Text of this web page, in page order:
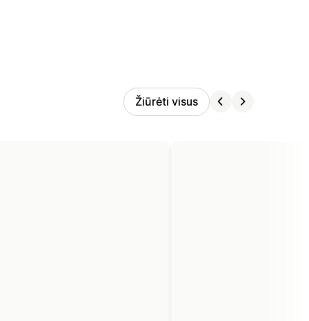
Žiūrėti visus